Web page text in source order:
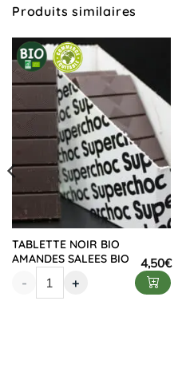
Produits similaires
TABLETTE NOIR BIO
AMANDES SALEES BIO
4,50€
-
+